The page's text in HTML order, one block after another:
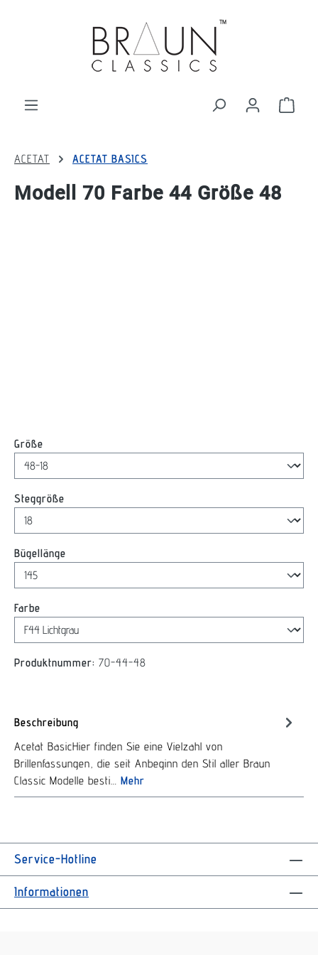
ACETAT ACETAT BASICS
Modell 70 Farbe 44 Größe 48
Größe
Steggröße
Bügellänge
Farbe
Produktnummer: 70-44-48
Beschreibung
Acetat BasicHier finden Sie eine Vielzahl von
Brillenfassungen, die seit Anbeginn den Stil aller Braun
Classic Modelle besti… Mehr
Service-Hotline
Informationen